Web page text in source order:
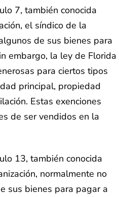
7, también conocida
el síndico de la
de sus bienes para
embargo, la ley de Florida
para ciertos tipos
principal, propiedad
Estas exenciones
de ser vendidos en la
13, también conocida
normalmente no
sus bienes para pagar a